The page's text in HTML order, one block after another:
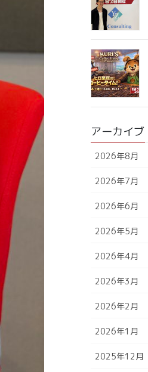
アーカイブ
2026年8月
2026年7月
2026年6月
2026年5月
2026年4月
2026年3月
2026年2月
2026年1月
2025年12月